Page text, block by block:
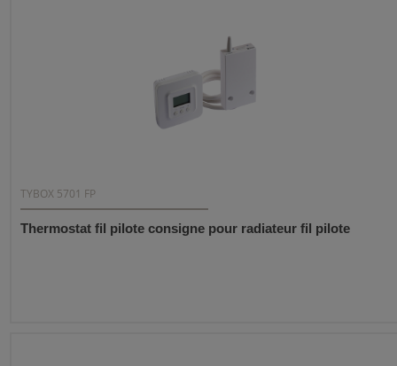
TYBOX 5701 FP
Thermostat fil pilote consigne pour radiateur fil pilote